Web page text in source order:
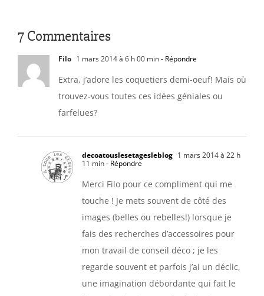
7 Commentaires
Filo 1 mars 2014 à 6 h 00 min- Répondre
Extra, j’adore les coquetiers demi-oeuf! Mais où
trouvez-vous toutes ces idées géniales ou
farfelues?
decoatouslesetagesleblog 1 mars 2014 à 22 h
11 min- Répondre
Merci Filo pour ce compliment qui me
touche ! Je mets souvent de côté des
images (belles ou rebelles!) lorsque je
fais des recherches d’accessoires pour
mon travail de conseil déco ; je les
regarde souvent et parfois j’ai un déclic,
une imagination débordante qui fait le